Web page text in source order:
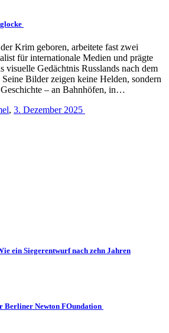
Krim geboren, arbeitete fast zwei
für internationale Medien und prägte
visuelle Gedächtnis Russlands nach dem
Bilder zeigen keine Helden, sondern
– an Bahnhöfen, in…
, 3. Dezember 2025
ein Siegerentwurf nach zehn Jahren
Berliner Newton FOundation